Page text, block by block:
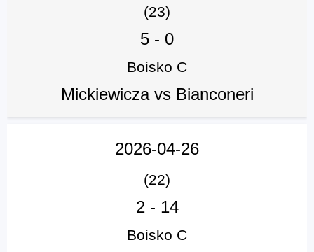
(23)
5 - 0
Boisko C
Mickiewicza vs Bianconeri
2026-04-26
(22)
2- 14
Boisko C